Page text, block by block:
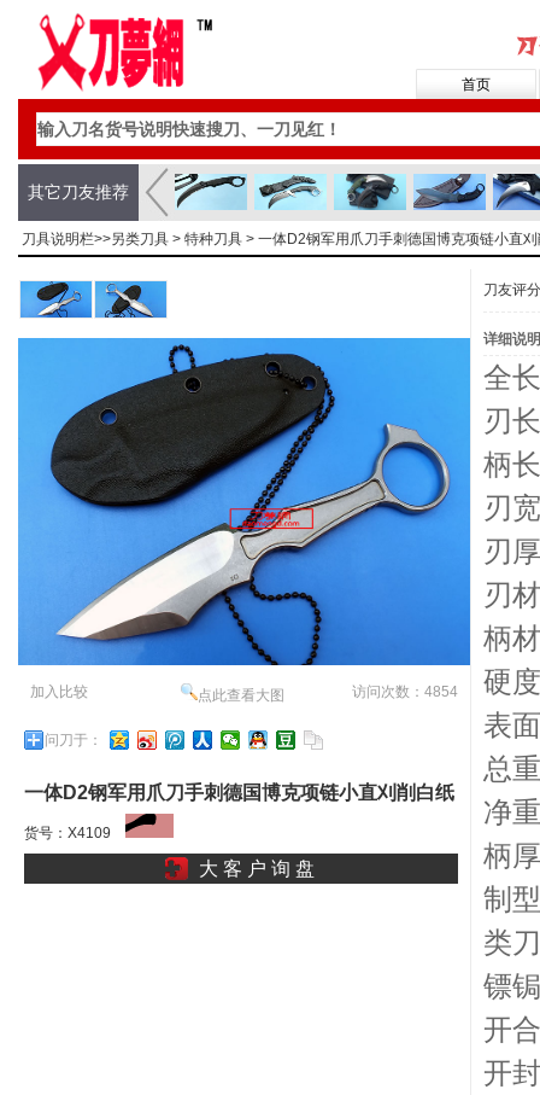
首页
其它刀友推荐
刀具说明栏>>另类刀具 > 特种刀具 > 一体D2钢军用爪刀手刺德国博克项链小直
加入比较 点此查看大图 访问次数：4854
问刀于：
一体D2钢军用爪刀手刺德国博克项链小直刈削白纸
片片锋叶情人开信刀莉莉
货号：X4109
大 客 户 询 盘
刀友评
详细说明
全
刃
柄
刃
刃
刃
柄
硬
表
总
净
柄
制
类
镖锔
开
开